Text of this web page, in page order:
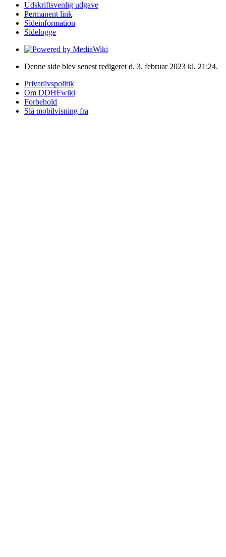
Udskriftsvenlig udgave
Permanent link
Sideinformation
Sidelogge
Denne side blev senest redigeret d. 3. februar 2023 kl. 21:24.
Privatlivspolitik
Om DDHFwiki
Forbehold
Slå mobilvisning fra